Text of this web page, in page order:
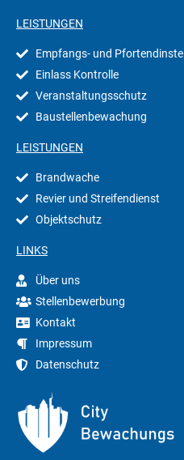
LEISTUNGEN
Empfangs- und Pfortendinste
Einlass Kontrolle
Veranstaltungsschutz
Baustellenbewachung
LEISTUNGEN
Brandwache
Revier und Streifendienst
Objektschutz
LINKS
Über uns
Stellenbewerbung
Kontakt
Impressum
Datenschutz